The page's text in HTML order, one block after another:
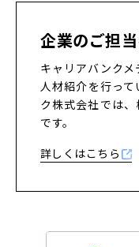
企業のご担
キャリアバンク
人材紹介を行って
ク株式会社では
です。
詳しくはこちら